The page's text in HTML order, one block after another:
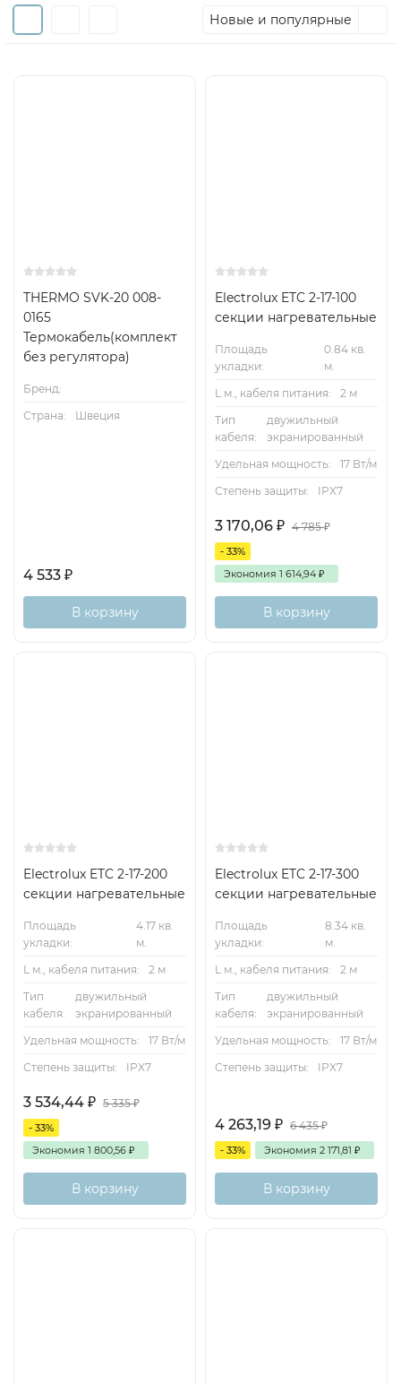
Новые и популярные
THERMO SVK-20 008-
0165
Термокабель(комплект
без регулятора)
Бренд:
Страна:
Швеция
4 533 ₽
В корзину
Electrolux ETC 2-17-100
секции нагревательные
Площадь
укладки:
0.84 кв.
м.
L м., кабеля питания:
2 м
Тип
кабеля:
двужильный
экранированный
Удельная мощность:
17 Вт/м
Степень защиты:
IPX7
3 170,06 ₽ 4 785₽
- 33%
Экономия 1 614,94 ₽
В корзину
Electrolux ETC 2-17-200
секции нагревательные
Площадь
укладки:
4.17 кв.
м.
L м., кабеля питания:
2 м
Тип
кабеля:
двужильный
экранированный
Удельная мощность:
17 Вт/м
Степень защиты:
IPX7
3 534,44 ₽ 5 335₽
- 33%
Экономия 1 800,56 ₽
В корзину
Electrolux ETC 2-17-300
секции нагревательные
Площадь
укладки:
8.34 кв.
м.
L м., кабеля питания:
2 м
Тип
кабеля:
двужильный
экранированный
Удельная мощность:
17 Вт/м
Степень защиты:
IPX7
4 263,19 ₽ 6 435₽
- 33% Экономия 2 171,81 ₽
В корзину